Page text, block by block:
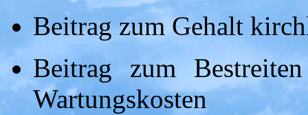
Beitrag zum Gehalt
Beitrag zum
Wartungskosten